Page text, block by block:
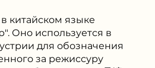
китайском языке
Оно используется в
для обозначения
за режиссуру